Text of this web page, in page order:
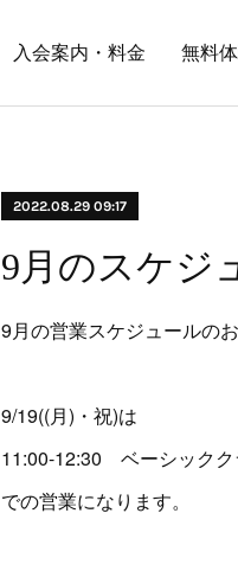
入会案内・料金 無料
2022.08.29 09:17
9月のスケジ
9月の営業スケジュールのお
9/19((月)・祝)は
11:00-12:30 ベーシック
での営業になります。